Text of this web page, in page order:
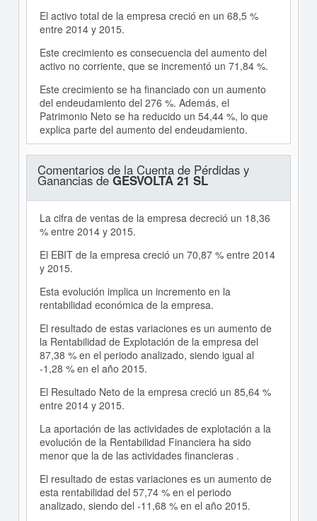
El activo total de la empresa creció en un 68,5 %
entre 2014 y 2015.
Este crecimiento es consecuencia del aumento del
activo no corriente, que se incrementó un 71,84 %.
Este crecimiento se ha financiado con un aumento
del endeudamiento del 276 %. Además, el
Patrimonio Neto se ha reducido un 54,44 %, lo que
explica parte del aumento del endeudamiento.
Comentarios de la Cuenta de Pérdidas y
Ganancias deGESVOLTA 21 SL
La cifra de ventas de la empresa decreció un 18,36
% entre 2014 y 2015.
El EBIT de la empresa creció un 70,87 % entre 2014
y 2015.
Esta evolución implica un incremento en la
rentabilidad económica de la empresa.
El resultado de estas variaciones es un aumento de
la Rentabilidad de Explotación de la empresa del
87,38 % en el periodo analizado, siendo igual al
-1,28 % en el año 2015.
El Resultado Neto de la empresa creció un 85,64 %
entre 2014 y 2015.
La aportación de las actividades de explotación a la
evolución de la Rentabilidad Financiera ha sido
menor que la de las actividades financieras .
El resultado de estas variaciones es un aumento de
esta rentabilidad del 57,74 % en el periodo
analizado, siendo del -11,68 % en el año 2015.